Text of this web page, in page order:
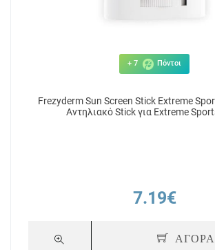
+ 7 Πόντοι
Frezyderm Sun Screen Stick Extreme
Αντηλιακό Stick για Extreme
7.19€
ΑΓΟΡΑ